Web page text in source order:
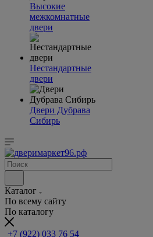
Высокие
межкомнатные
двери
Нестандартные
двери
Двери Дубрава
Сибирь
Каталог
По всему сайту
По каталогу
+7 (922) 033 76 54